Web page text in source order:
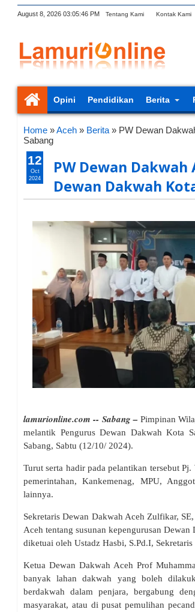
August 8, 2026 03:05:47 PM Tentang Kami Kontak Kami
Opini Pendidikan Berita
Home »Aceh » Berita » PW Dewan
Sabang
PW Dewan
Dewan Dakwah
lamurionline.com -- Sabang –Pimpinan
melantik Pengurus Dewan Dakwah Kota
Sabang, Sabtu (12/10/ 2024).
Turut serta hadir pada pelantikan tersebut
pemerintahan, Kankemenag, MPU,
lainnya.
Sekretaris Dewan Dakwah Aceh Zulfikar,
Aceh tentang susunan kepengurusan
diketuai oleh Ustadz Hasbi, S.Pd.I,
Ketua Dewan Dakwah Aceh Prof
banyak lahan dakwah yang boleh
berdakwah dalam penjara, bergabung
masyarakat, atau di pusat pemulihan
12
Oct
2024